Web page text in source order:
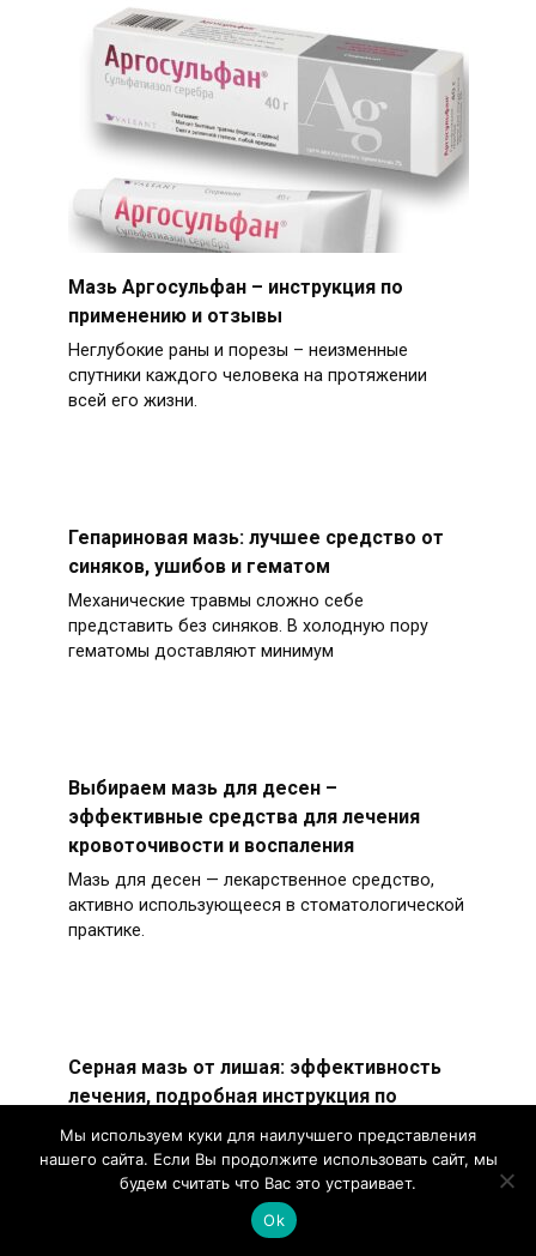
Мазь Аргосульфан – инструкция по
применению и отзывы
Неглубокие раны и порезы – неизменные
спутники каждого человека на протяжении
всей его жизни.
Гепариновая мазь: лучшее средство от
синяков, ушибов и гематом
Механические травмы сложно себе
представить без синяков. В холодную пору
гематомы доставляют минимум
Выбираем мазь для десен –
эффективные средства для лечения
кровоточивости и воспаления
Мазь для десен — лекарственное средство,
активно использующееся в стоматологической
практике.
Серная мазь от лишая: эффективность
лечения, подробная инструкция по
применению, обзор аналогов и отзывы
Серная мазь — лекарственное средство с
мощными антимикробными и антисептическими
Мы используем куки для наилучшего представления
нашего сайта. Если Вы продолжите использовать сайт, мы
будем считать что Вас это устраивает.
Ok